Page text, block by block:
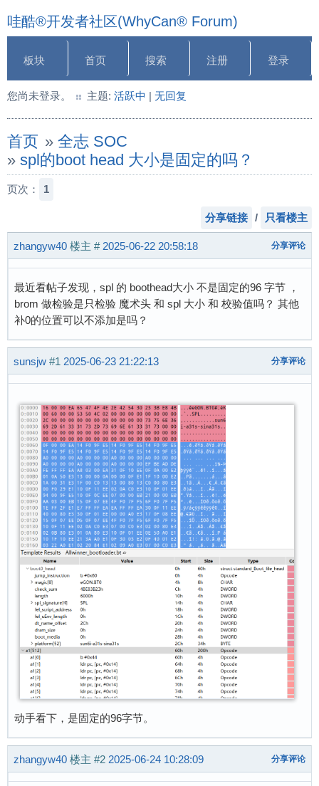
哇酷®开发者社区(WhyCan® Forum)
板块 首页 搜索 注册 登录
您尚未登录。 主题: 活跃中 | 无回复
首页 » 全志 SOC
» spl的boot head 大小是固定的吗？
页次： 1
分享链接 / 只看楼主
zhangyw40 楼主 # 2025-06-22 20:58:18 分享评论
最近看帖子发现，spl 的 boothead大小 不是固定的96 字节 ，
brom 做检验是只检验 魔术头 和 spl 大小 和 校验值吗？ 其他
补0的位置可以不添加是吗？
sunsjw #1 2025-06-23 21:22:13 分享评论
动手看下，是固定的96字节。
zhangyw40 楼主 #2 2025-06-24 10:28:09 分享评论